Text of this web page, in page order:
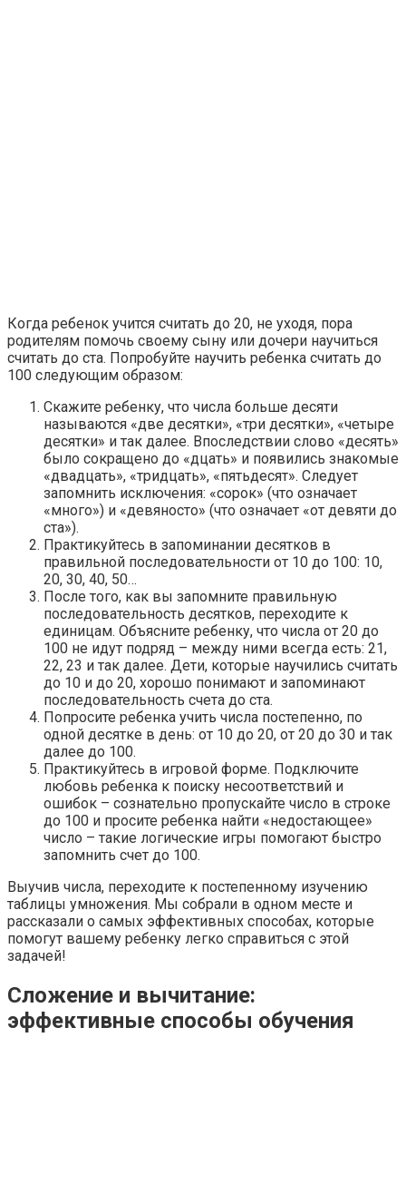
Когда ребенок учится считать до 20, не уходя, пора
родителям помочь своему сыну или дочери научиться
считать до ста. Попробуйте научить ребенка считать до
100 следующим образом:
Скажите ребенку, что числа больше десяти
называются «две десятки», «три десятки», «четыре
десятки» и так далее. Впоследствии слово «десять»
было сокращено до «дцать» и появились знакомые
«двадцать», «тридцать», «пятьдесят». Следует
запомнить исключения: «сорок» (что означает
«много») и «девяносто» (что означает «от девяти до
ста»).
Практикуйтесь в запоминании десятков в
правильной последовательности от 10 до 100: 10,
20, 30, 40, 50…
После того, как вы запомните правильную
последовательность десятков, переходите к
единицам. Объясните ребенку, что числа от 20 до
100 не идут подряд – между ними всегда есть: 21,
22, 23 и так далее. Дети, которые научились считать
до 10 и до 20, хорошо понимают и запоминают
последовательность счета до ста.
Попросите ребенка учить числа постепенно, по
одной десятке в день: от 10 до 20, от 20 до 30 и так
далее до 100.
Практикуйтесь в игровой форме. Подключите
любовь ребенка к поиску несоответствий и
ошибок – сознательно пропускайте число в строке
до 100 и просите ребенка найти «недостающее»
число – такие логические игры помогают быстро
запомнить счет до 100.
Выучив числа, переходите к постепенному изучению
таблицы умножения. Мы собрали в одном месте и
рассказали о самых эффективных способах, которые
помогут вашему ребенку легко справиться с этой
задачей!
Сложение и вычитание:
эффективные способы обучения